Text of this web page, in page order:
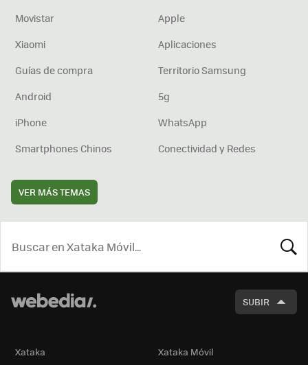
Movistar
Apple
Xiaomi
Aplicaciones
Guías de compra
Territorio Samsung
Android
5g
iPhone
WhatsApp
Smartphones Chinos
Conectividad y Redes
VER MÁS TEMAS
SUBIR
Xataka Xataka Móvil